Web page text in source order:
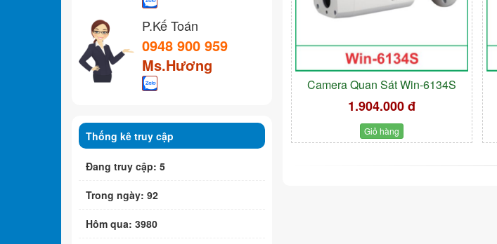
Camera Quan Sát Win-6134S
1.904.000 đ
Giỏ hàng
P.Kế Toán
0948 900 959
Ms.Hương
Thống kê truy cập
Đang truy cập: 5
Trong ngày: 92
Hôm qua: 3980